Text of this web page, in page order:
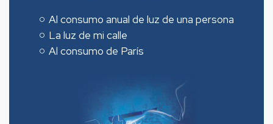
Al consumo anual de luz de una persona
La luz de mi calle
Al consumo de París